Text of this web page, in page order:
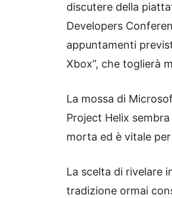
discutere della
Developers
appuntamenti
Xbox”, che toglierà
La mossa di
Project Helix
morta ed è vitale per
La scelta di rivelare
tradizione ormai